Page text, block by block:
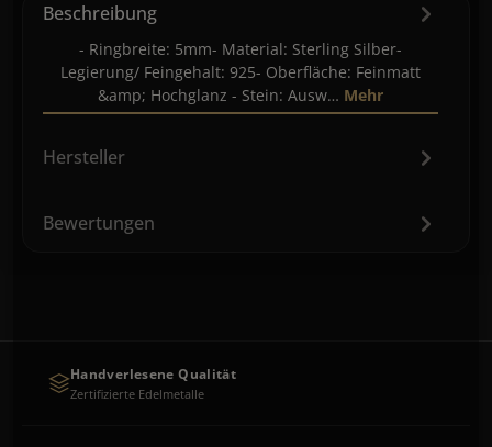
Beschreibung
- Ringbreite: 5mm- Material: Sterling Silber-
Legierung/ Feingehalt: 925- Oberfläche: Feinmatt
&amp; Hochglanz - Stein: Ausw… Mehr
Hersteller
Bewertungen
Handverlesene Qualität
Zertifizierte Edelmetalle